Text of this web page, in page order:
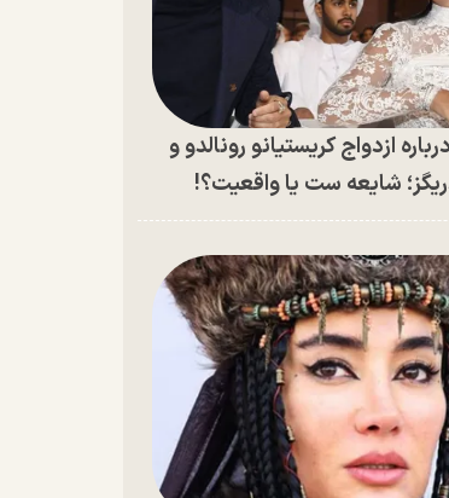
ازدواج کریستیانو رونالدو و
شایعه ست یا واقعیت؟!